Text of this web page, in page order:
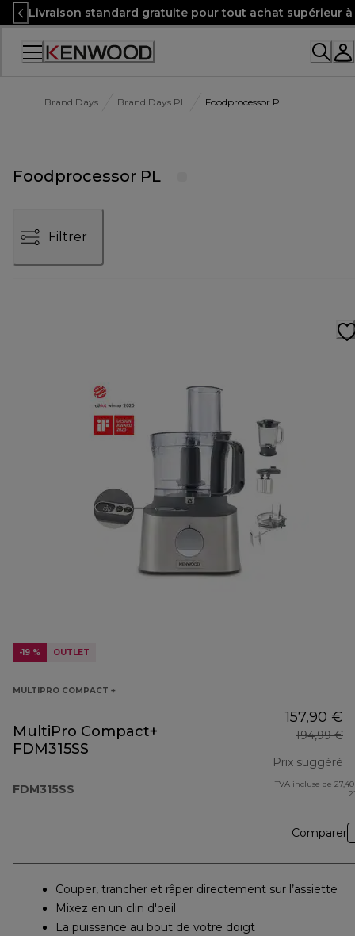
Skip
to
Content
Livraison standard gratuite pour tout achat supérieur
Accessibility
Brand Days Brand Days PL Foodprocessor PL
Foodprocessor PL
Filtrer
-19 % OUTLET
MULTIPRO COMPACT +
MultiPro Compact+
FDM315SS
FDM315SS
157,90 €
194,99 €
Prix suggéré
TVA incluse de
Comparer
Couper, trancher et râper directement sur l’assiette
Mixez en un clin d'oeil
La puissance au bout de votre doigt